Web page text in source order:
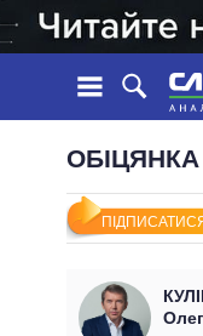
СТРІЧКА
ПОДІЇ
СТАТТІ
ДУМКИ
УСІ